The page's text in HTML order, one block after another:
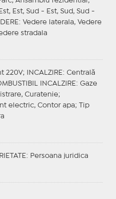
Est, Sud - Est, Sud, Sud -
: Vedere laterala, Vedere
stradala
220V; INCALZIRE : Centrală
INCALZIRE : Gaze
Curatenie;
electric, Contor apa;
Tip
: Persoana juridica